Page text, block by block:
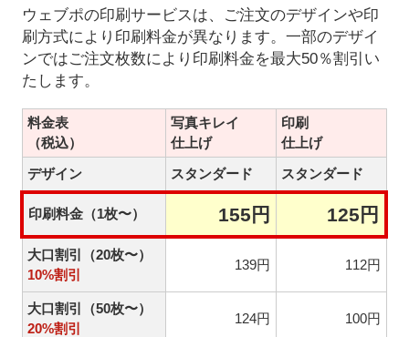
ウェブポの印刷サービスは、ご注文のデザインや印
刷方式により印刷料金が異なります。一部のデザイ
ンではご注文枚数により印刷料金を最大50％割引い
たします。
料金表
（税込）
写真キレイ
仕上げ
印刷
仕上げ
デザイン
スタンダード スタンダード
印刷料金（1枚〜） 155円 125円
大口割引（20枚〜）
10%割引
139円 112円
大口割引（50枚〜）
20%割引
124円 100円